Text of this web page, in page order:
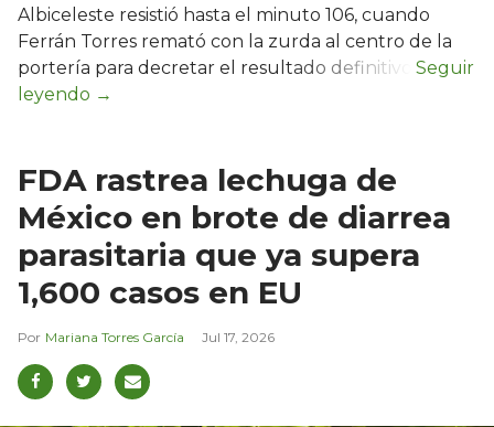
Albiceleste resistió hasta el minuto 106, cuando
Ferrán Torres remató con la zurda al centro de la
portería para decretar el resultado definitivo.
FDA rastrea lechuga de
México en brote de diarrea
parasitaria que ya supera
1,600 casos en EU
Mariana Torres García Jul 17, 2026